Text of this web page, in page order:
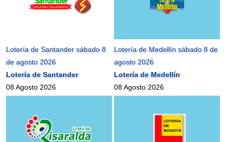
Lotería de Santander sábado 8
de agosto 2026
Lotería de Santander
08 Agosto 2026
Lotería de Medellín sábado 8 de
agosto 2026
Lotería de Medellín
08 Agosto 2026